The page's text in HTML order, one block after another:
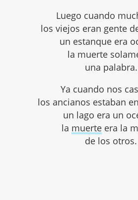
Luego cuando
los viejos eran gente
un estanque era
la muerte
una palabra.
Ya cuando nos
los ancianos estaban
un lago era un
la muerte era la
de los otros.